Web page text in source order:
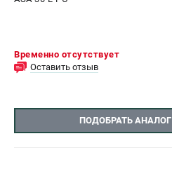
Временно отсутствует
Оставить отзыв
ПОДОБРАТЬ АНАЛОГ